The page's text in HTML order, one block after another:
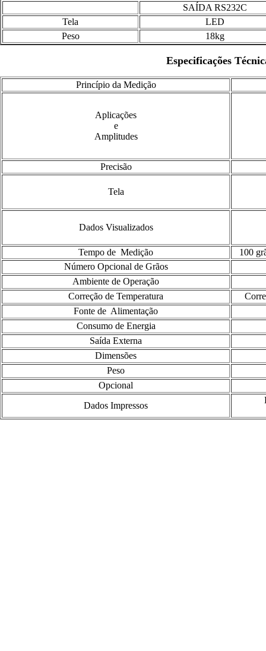
SAÍDA RS232C
Tela
LED
Peso
18kg
Especificações
Princípio da Medição
Aplicações
e
Amplitudes
Precisão
Tela
Dados Visualizados
Tempo de Medição
100
Número Opcional de Grãos
Ambiente de Operação
Correção de Temperatura
Fonte de Alimentação
Consumo de Energia
Saída Externa
Dimensões
Peso
Opcional
Dados Impressos